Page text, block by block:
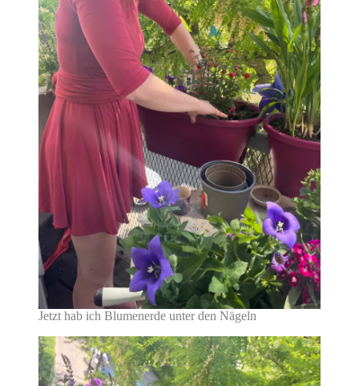
Jetzt hab ich Blumenerde unter den Nägeln